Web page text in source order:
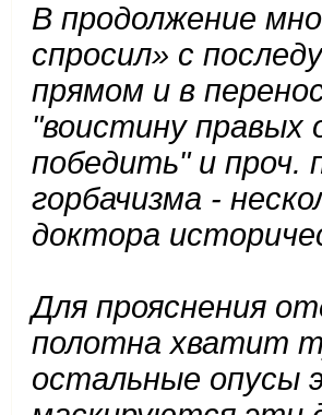
В продолжение
спросил» с
прямом и в
"воистину правых
победить" и проч.
горбачизма -
доктора
Для прояснения
полотна хватит
остальные опусы